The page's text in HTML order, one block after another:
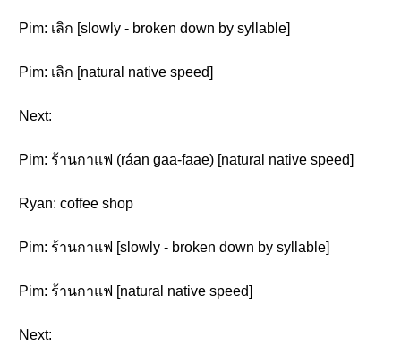
Pim: เลิก [slowly - broken down by syllable]
Pim: เลิก [natural native speed]
Next:
Pim: ร้านกาแฟ (ráan gaa-faae) [natural native speed]
Ryan: coffee shop
Pim: ร้านกาแฟ [slowly - broken down by syllable]
Pim: ร้านกาแฟ [natural native speed]
Next: